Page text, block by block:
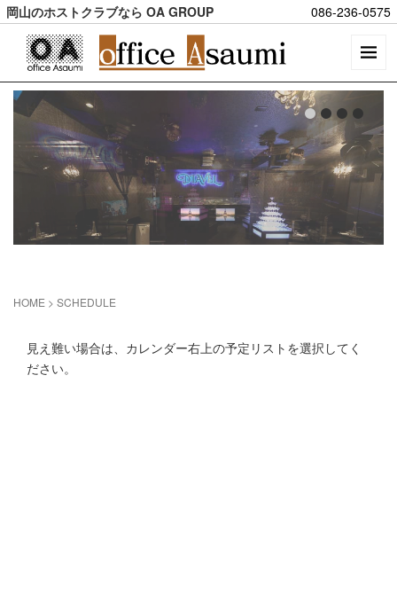
岡山のホストクラブなら OA GROUP 086-236-0575
HOME > SCHEDULE
見え難い場合は、カレンダー右上の予定リストを選択してく
ださい。